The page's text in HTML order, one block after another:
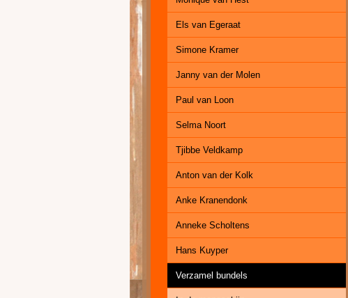
Els van Egeraat
Simone Kramer
Janny van der Molen
Paul van Loon
Selma Noort
Tjibbe Veldkamp
Anton van der Kolk
Anke Kranendonk
Anneke Scholtens
Hans Kuyper
Verzamel bundels